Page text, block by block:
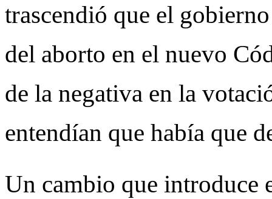
trascendió que el
del aborto en el nuevo
de la negativa en la
entendían que había que
Un cambio que introduce